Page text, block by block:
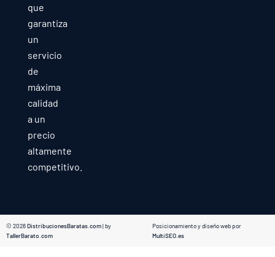
que
garantiza
un
servicio
de
máxima
calidad
a un
precio
altamente
competitivo.
© 2026DistribucionesBaratas.com| by
TallerBarato.com
Posicionamiento y diseño web por
MultiSEO.es